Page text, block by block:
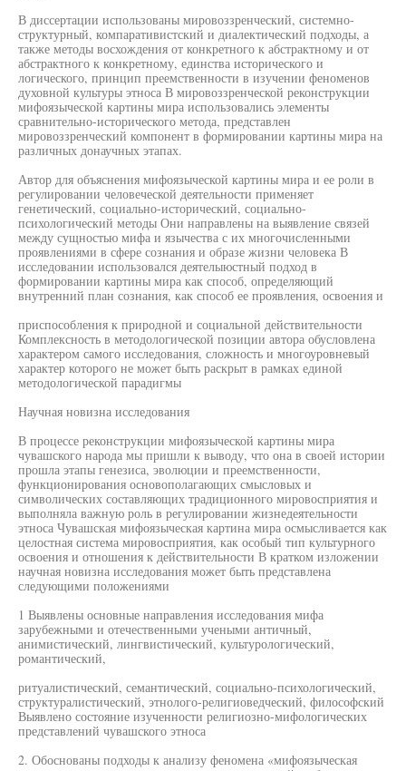
В диссертации использованы мировоззренческий, системно-
структурный, компаративистский и диалектический подходы, а
также методы восхождения от конкретного к абстрактному и от
абстрактного к конкретному, единства исторического и
логического, принцип преемственности в изучении феноменов
духовной культуры этноса В мировоззренческой реконструкции
мифоязыческой картины мира использовались элементы
сравнительно-исторического метода, представлен
мировоззренческий компонент в формировании картины мира на
различных донаучных этапах.
Автор для объяснения мифоязыческой картины мира и ее роли в
регулировании человеческой деятельности применяет
генетический, социально-исторический, социально-
психологический методы Они направлены на выявление связей
между сущностью мифа и язычества с их многочисленными
проявлениями в сфере сознания и образе жизни человека В
исследовании использовался деятелыюстный подход в
формировании картины мира как способ, определяющий
внутренний план сознания, как способ ее проявления, освоения и
приспособления к природной и социальной действительности
Комплексность в методологической позиции автора обусловлена
характером самого исследования, сложность и многоуровневый
характер которого не может быть раскрыт в рамках единой
методологической парадигмы
Научная новизна исследования
В процессе реконструкции мифоязыческой картины мира
чувашского народа мы пришли к выводу, что она в своей истории
прошла этапы генезиса, эволюции и преемственности,
функционирования основополагающих смысловых и
символических составляющих традиционного мировосприятия и
выполняла важную роль в регулировании жизнедеятельности
этноса Чувашская мифоязыческая картина мира осмысливается как
целостная система мировосприятия, как особый тип культурного
освоения и отношения к действительности В кратком изложении
научная новизна исследования может быть представлена
следующими положениями
1 Выявлены основные направления исследования мифа
зарубежными и отечественными учеными античный,
анимистический, лингвистический, культурологический,
романтический,
ритуалистический, семантический, социально-психологический,
структуралистический, этнолого-религиоведческий, философский
Выявлено состояние изученности религиозно-мифологических
представлений чувашского этноса
2. Обоснованы подходы к анализу феномена «мифоязыческая